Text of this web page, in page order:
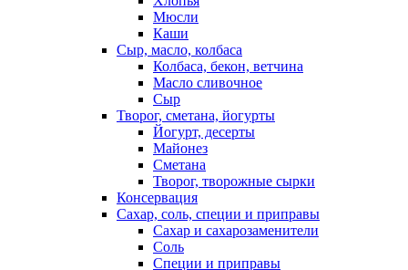
Мюсли
Каши
Сыр, масло, колбаса
Колбаса, бекон, ветчина
Масло сливочное
Сыр
Творог, сметана, йогурты
Йогурт, десерты
Майонез
Сметана
Творог, творожные сырки
Консервация
Сахар, соль, специи и приправы
Сахар и сахарозаменители
Соль
Специи и приправы